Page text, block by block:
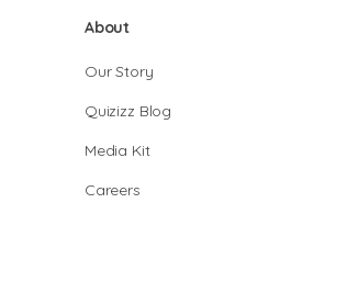
About
Our Story
Quizizz Blog
Media Kit
Careers